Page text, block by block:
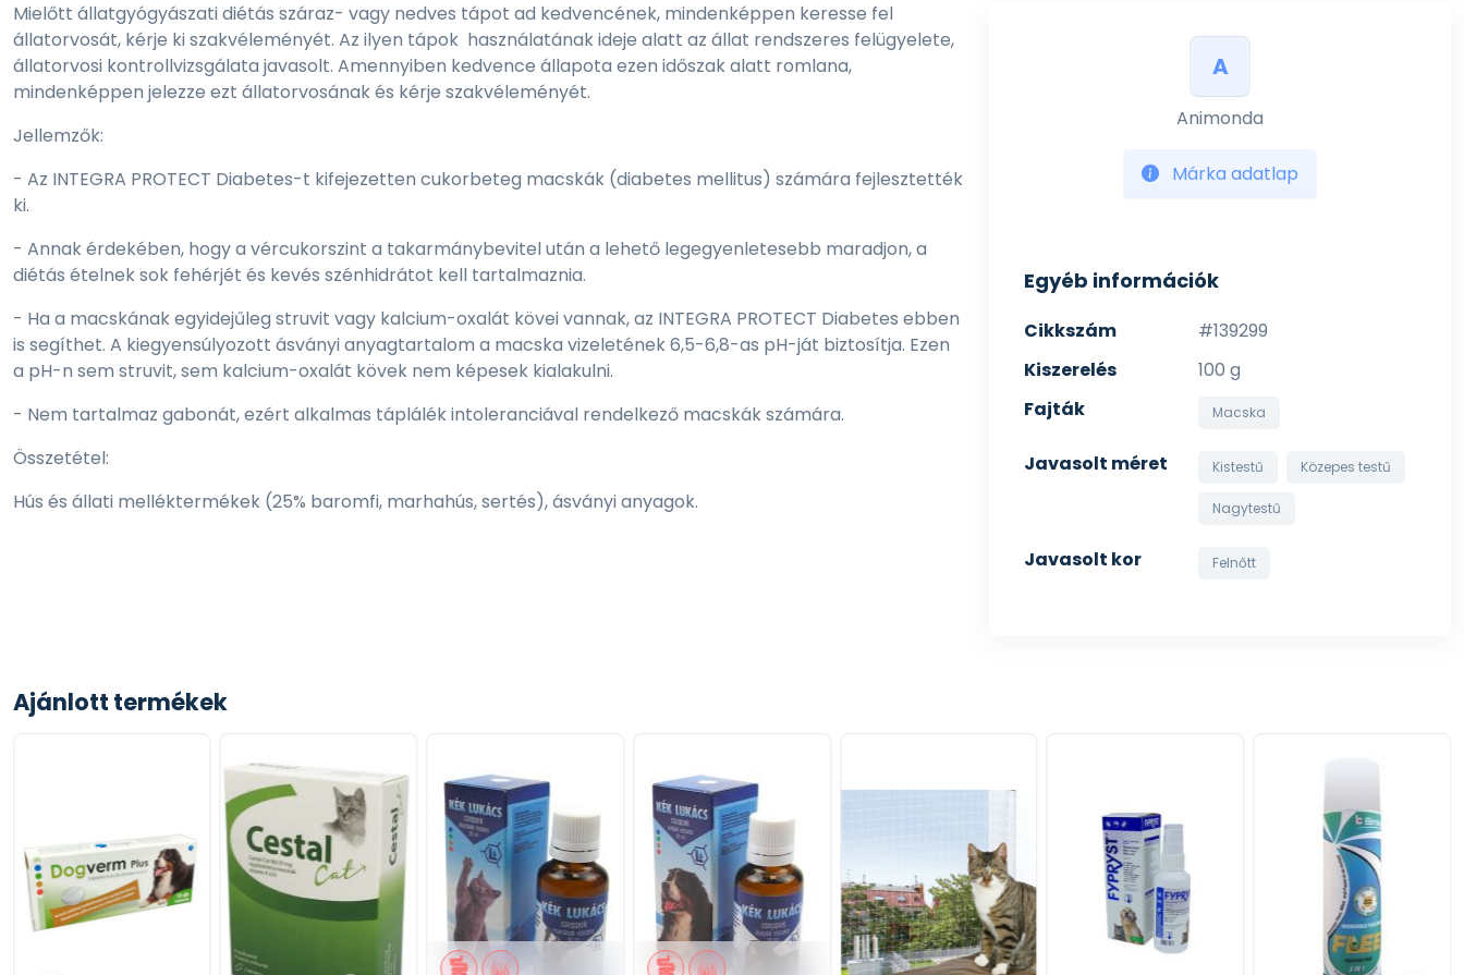
Mielőtt állatgyógyászati diétás száraz- vagy nedves tápot ad kedvencének, mindenképpen keresse fel
állatorvosát, kérje ki szakvéleményét. Az ilyen tápok használatának ideje alatt az állat rendszeres felügyelete,
állatorvosi kontrollvizsgálata javasolt. Amennyiben kedvence állapota ezen időszak alatt romlana,
mindenképpen jelezze ezt állatorvosának és kérje szakvéleményét.
Jellemzők:
- Az INTEGRA PROTECT Diabetes-t kifejezetten cukorbeteg macskák (diabetes mellitus) számára fejlesztették
ki.
- Annak érdekében, hogy a vércukorszint a takarmánybevitel után a lehető legegyenletesebb maradjon, a
diétás ételnek sok fehérjét és kevés szénhidrátot kell tartalmaznia.
- Ha a macskának egyidejűleg struvit vagy kalcium-oxalát kövei vannak, az INTEGRA PROTECT Diabetes ebben
is segíthet. A kiegyensúlyozott ásványi anyagtartalom a macska vizeletének 6,5-6,8-as pH-ját biztosítja. Ezen
a pH-n sem struvit, sem kalcium-oxalát kövek nem képesek kialakulni.
- Nem tartalmaz gabonát, ezért alkalmas táplálék intoleranciával rendelkező macskák számára.
Összetétel:
Hús és állati melléktermékek (25% baromfi, marhahús, sertés), ásványi anyagok.
A
Animonda
Márka adatlap
Egyéb információk
Cikkszám
#139299
Kiszerelés
100 g
Fajták
Macska
Javasolt méret Kistestű Közepes testű
Nagytestű
Javasolt kor Felnőtt
Ajánlott termékek